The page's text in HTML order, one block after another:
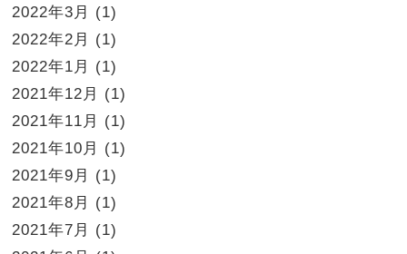
2022年3月
(1)
2022年2月
(1)
2022年1月
(1)
2021年12月
(1)
2021年11月
(1)
2021年10月
(1)
2021年9月
(1)
2021年8月
(1)
2021年7月
(1)